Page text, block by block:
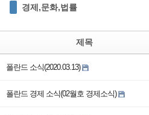
경제,문화,법률
제목
폴란드 소식(2020.03.13)
폴란드 경제 소식(02월호 경제소식)